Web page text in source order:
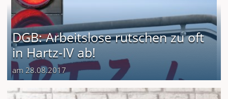
DGB: Arbeitslose rutschen zu oft
in Hartz-IV ab!
am 28.08.2017